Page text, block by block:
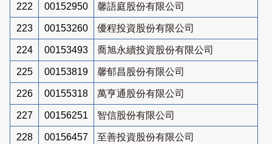
222 00152950 馨語庭股份有限公司
223 00153260 優程投資股份有限公司
224 00153493 喬旭永續投資股份有限公司
225 00153819 馨郁昌股份有限公司
226 00155318 萬亨通股份有限公司
227 00156251 智信股份有限公司
228 00156457 至善投資股份有限公司